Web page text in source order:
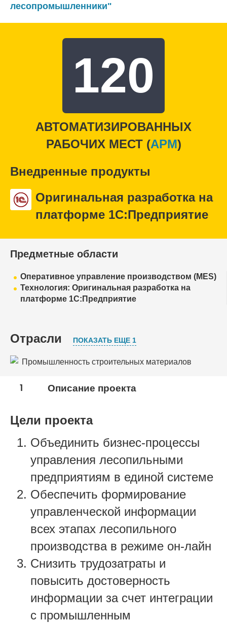
лесопромышленники"
120
АВТОМАТИЗИРОВАННЫХ
РАБОЧИХ МЕСТ (APM)
Внедренные продукты
Оригинальная разработка на
платформе 1С:Предприятие
Предметные области
Оперативное управление производством (MES)
Технология: Оригинальная разработка на
платформе 1С:Предприятие
Отрасли ПОКАЗАТЬ ЕЩЕ 1
Промышленность строительных материалов
Сельское хозяйство
1 Описание проекта
Цели проекта
Объединить бизнес-процессы
управления лесопильными
предприятиям в единой системе
Обеспечить формирование
управленческой информации
всех этапах лесопильного
производства в режиме он-лайн
Снизить трудозатраты и
повысить достоверность
информации за счет интеграции
с промышленным